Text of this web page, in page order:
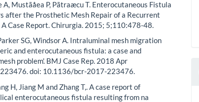
A, Mustãåea P, Pãtraæcu T. Enterocutaneous Fistula
after the Prosthetic Mesh Repair of a Recurrent
Case Report. Chirurgia. 2015; 5;110:478-48.
SG, Windsor A. Intraluminal mesh migration
and enterocutaneous fistula: a case and
problem'. BMJ Case Rep. 2018 Apr
doi: 10.1136/bcr-2017-223476.
H, Jiang M and Zhang T,. A case report of
enterocutaneous fistula resulting from na